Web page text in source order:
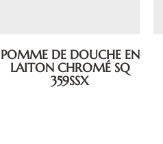
POMME DE DOUCHE EN
LAITON CHROMÉ SQ
359SSX